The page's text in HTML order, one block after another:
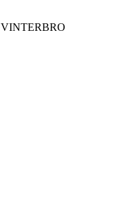
VINTERBRO